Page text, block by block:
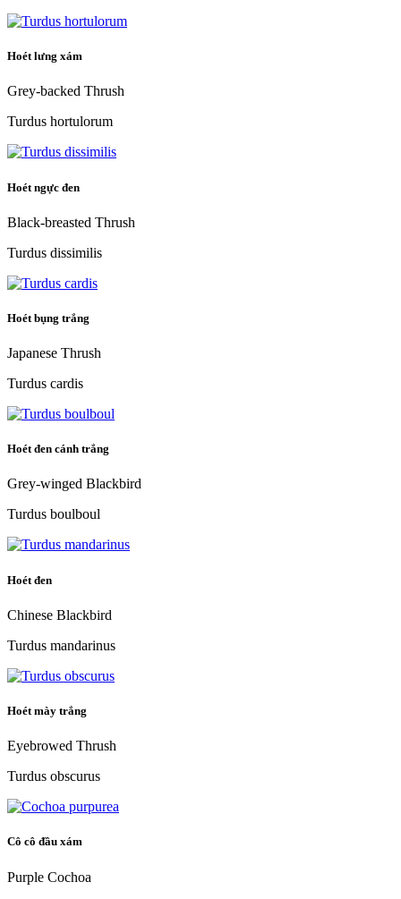
Hoét lưng xám
Grey-backed Thrush
Turdus hortulorum
Hoét ngực đen
Black-breasted Thrush
Turdus dissimilis
Hoét bụng trắng
Japanese Thrush
Turdus cardis
Hoét đen cánh trắng
Grey-winged Blackbird
Turdus boulboul
Hoét đen
Chinese Blackbird
Turdus mandarinus
Hoét mày trắng
Eyebrowed Thrush
Turdus obscurus
Cô cô đầu xám
Purple Cochoa